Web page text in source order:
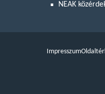
NEAK
Impresszum